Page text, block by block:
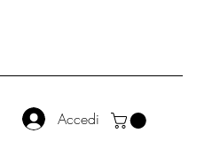
Accedi